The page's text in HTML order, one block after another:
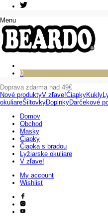
Menu
0
Doprava zdarma nad 49€
Nové produktyV zľave!ČiapkyKukly
okuliareŠiltovkyDoplnkyDarčekové
Domov
Obchod
Masky
Čiapky
Čiapka s bradou
Lyžiarske okuliare
V zľave!
My account
Wishlist